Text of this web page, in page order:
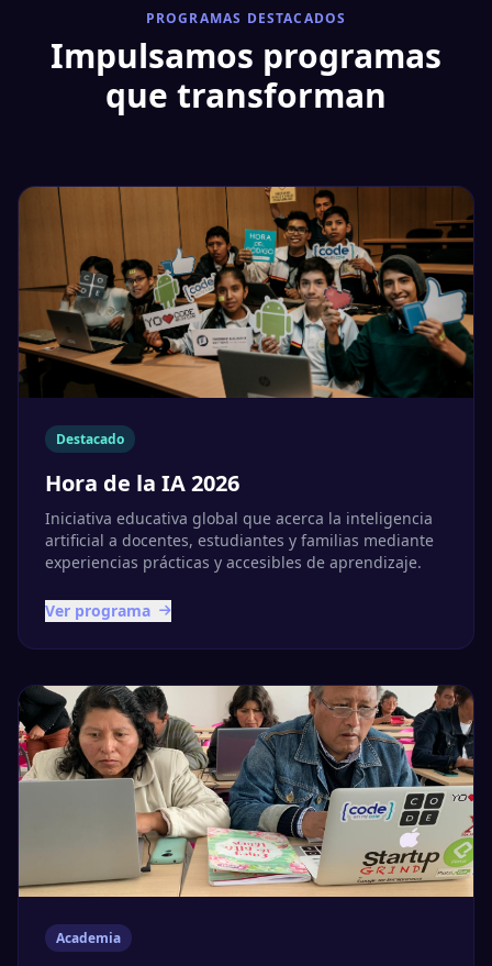
PROGRAMAS DESTACADOS
Impulsamos programas
que transforman
Destacado
Hora de la IA 2026
Iniciativa educativa global que acerca la inteligencia
artificial a docentes, estudiantes y familias mediante
experiencias prácticas y accesibles de aprendizaje.
Ver programa
Academia